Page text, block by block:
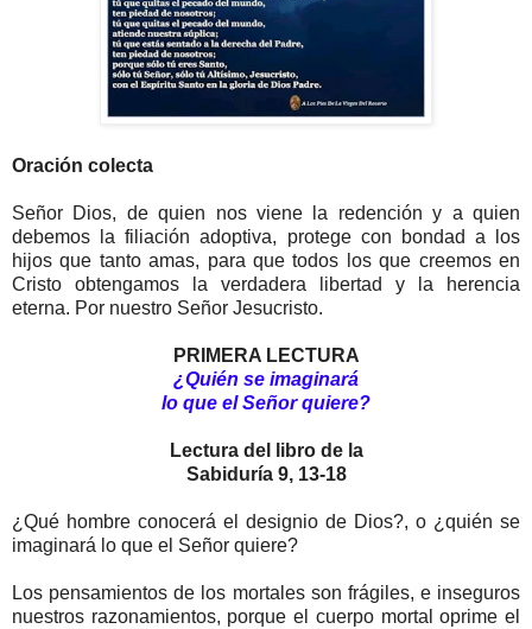
Oración colecta
Señor Dios, de quien nos viene la redención y a quien
debemos la filiación adoptiva, protege con bondad a los
hijos que tanto amas, para que todos los que creemos en
Cristo obtengamos la verdadera libertad y la herencia
eterna. Por nuestro Señor Jesucristo.
PRIMERA LECTURA
¿Quién se imaginará
lo que el Señor quiere?
Lectura del libro de la
Sabiduría 9, 13-18
¿Qué hombre conocerá el designio de Dios?, o ¿quién se
imaginará lo que el Señor quiere?
Los pensamientos de los mortales son frágiles, e inseguros
nuestros razonamientos, porque el cuerpo mortal oprime el